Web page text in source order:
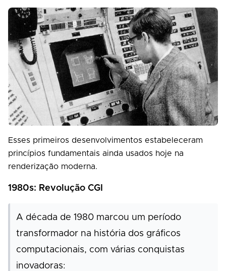
Esses primeiros desenvolvimentos estabeleceram
princípios fundamentais ainda usados hoje na
renderização moderna.
1980s: Revolução CGI
A década de 1980 marcou um período
transformador na história dos gráficos
computacionais, com várias conquistas
inovadoras: